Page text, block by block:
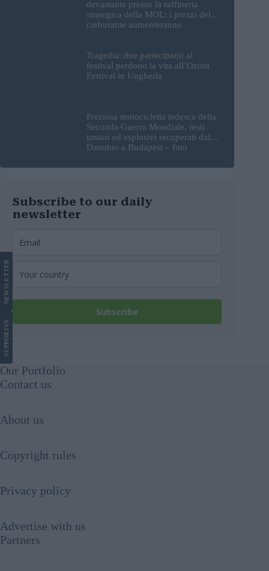
devastante presso la raffineria
strategica della MOL: i prezzi del
carburante aumenteranno
Tragedia: due partecipanti al
festival perdono la vita all’Ozora
Festival in Ungheria
Preziosa motocicletta tedesca della
Seconda Guerra Mondiale, resti
umani ed esplosivi recuperati dal
Danubio a Budapest – foto
Subscribe to our daily
newsletter
Subscribe
SUPPORT
US
NEWS
LETTER
Our Portfolio
Contact us
About us
Copyright rules
Privacy policy
Advertise with us
Partners